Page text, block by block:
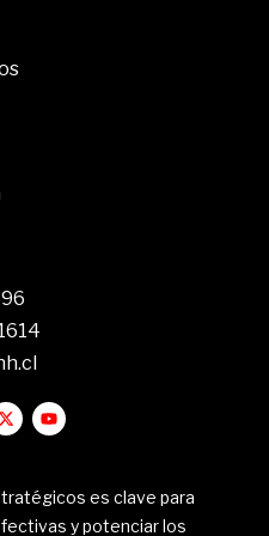
es clave para
y potenciar los